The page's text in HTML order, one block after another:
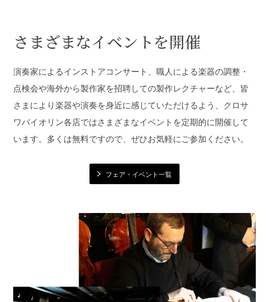
さまざまなイベントを開催
演奏家によるインストアコンサート、職人による楽器の調整・
点検会や海外から製作家を招聘しての製作レクチャーなど、皆
さまにより楽器や演奏を身近に感じていただけるよう、クロサ
ワバイオリン各店ではさまざまなイベントを定期的に開催して
います。多くは無料ですので、ぜひお気軽にご参加ください。
フェア・イベント一覧